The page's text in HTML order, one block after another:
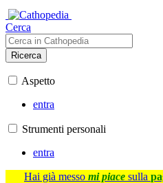
Cerca
Ricerca
Aspetto
entra
Strumenti personali
entra
Hai già messo mi piace sulla